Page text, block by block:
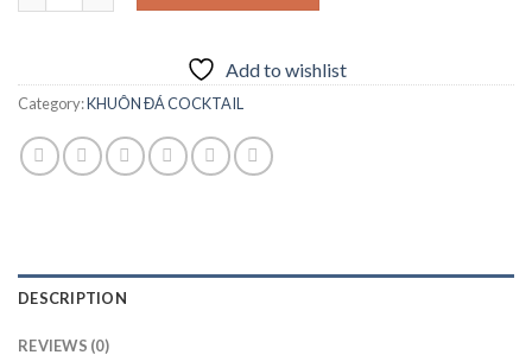
Add to wishlist
Category:KHUÔN ĐÁ COCKTAIL
DESCRIPTION
REVIEWS (0)